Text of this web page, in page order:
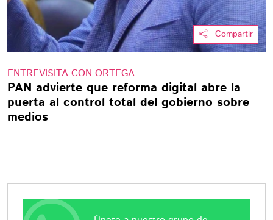
Compartir
ENTREVISITA CON ORTEGA
PAN advierte que reforma digital abre la
puerta al control total del gobierno sobre
medios